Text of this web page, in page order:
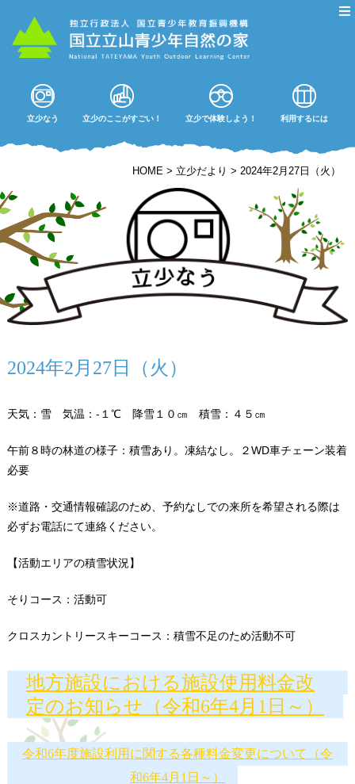
立少なう 立少のここがすごい！ 立少で体験しよう！ 利用するには
HOME > 立少だより >2024年2月27日（火）
2024年2月27日（火）
天気：雪 気温：-１℃ 降雪１０㎝ 積雪：４５㎝
午前８時の林道の様子：積雪あり。凍結なし。２WD車チェーン装着
必要
※道路・交通情報確認のため、予約なしでの来所を希望される際は
必ずお電話にて連絡ください。
【活動エリアの積雪状況】
そりコース：活動可
クロスカントリースキーコース：積雪不足のため活動不可
地方施設における施設使用料金改
定のお知らせ（令和6年4月1日～）
令和6年度施設利用に関する各種料金変更について（令
和6年4月1日～）